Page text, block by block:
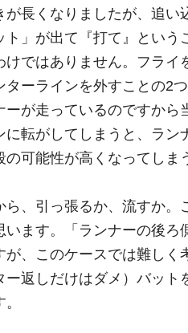
長くなりましたが、追い
ト」が出て『打て』とい
けではありません。フライ
ターラインを外すことの2
ーが走っているのですから
に転がしてしまうと、ラ
の可能性が高くなってしま
、引っ張るか、流すか。
います。「ランナーの後ろ
が、このケースでは難し
ー返しだけはダメ）バッ